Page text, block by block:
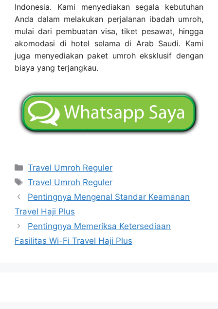
Indonesia. Kami menyediakan segala kebutuhan
Anda dalam melakukan perjalanan ibadah umroh,
mulai dari pembuatan visa, tiket pesawat, hingga
akomodasi di hotel selama di Arab Saudi. Kami
juga menyediakan paket umroh eksklusif dengan
biaya yang terjangkau.
Categories
Travel Umroh Reguler
Tags
Travel Umroh Reguler
Pentingnya Mengenal Standar Keamanan
Travel Haji Plus
Pentingnya Memeriksa Ketersediaan
Fasilitas Wi-Fi Travel Haji Plus